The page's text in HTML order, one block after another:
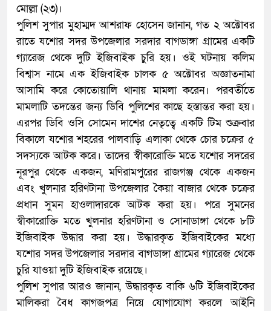
মোল্লা (২৩)।
পুলিশ সুপার মুহাম্মদ আশরাফ হোসেন জানান, গত ২ অক্টোবর
রাতে যশোর সদর উপজেলার সরদার বাগডাঙ্গা গ্রামের একটি
গ্যারেজ থেকে দুটি ইজিবাইক চুরি হয়। ওই ঘটনায় কলিম
বিশ্বাস নামে এক ইজিবাইক চালক ৫ অক্টোবর অজ্ঞাতনামা
আসামি করে কোতোয়ালি থানায় মামলা করেন। পরবর্তীতে
মামলাটি তদন্তের জন্য ডিবি পুলিশের কাছে হস্তান্তর করা হয়।
এরপর ডিবি ওসি সোমেন দাশের নেতৃত্বে একটি টিম শুক্রবার
বিকালে যশোর শহরের পালবাড়ি এলাকা থেকে চোর চক্রের ৫
সদস্যকে আটক করে। তাদের স্বীকারোক্তি মতে যশোর সদরের
নূরপুর থেকে একজন, মণিরামপুরের রাজগঞ্জ থেকে একজন
এবং খুলনার হরিণটানা উপজেলার কৈয়া বাজার থেকে চক্রের
প্রধান সুমন হাওলাদারকে আটক করা হয়। পরে সুমনের
স্বীকারোক্তি মতে খুলনার হরিণটানা ও সোনাডাঙ্গা থেকে ৮টি
ইজিবাইক উদ্ধার করা হয়। উদ্ধারকৃত ইজিবাইকের মধ্যে
যশোর সদর উপজেলার সরদার বাগডাঙ্গা গ্রামের গ্যারেজ থেকে
চুরি যাওয়া দুটি ইজিবাইক রয়েছে।
পুলিশ সুপার আরও জানান, উদ্ধারকৃত বাকি ৬টি ইজিবাইকের
মালিকরা বৈধ কাগজপত্র নিয়ে যোগাযোগ করলে আইনি